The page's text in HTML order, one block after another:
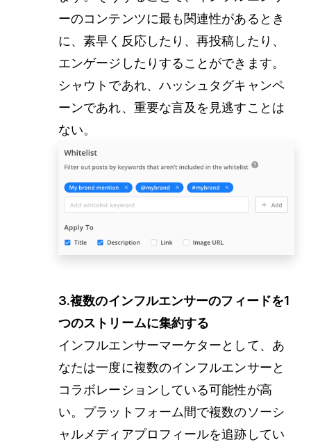
ーのコンテンツに最も関連性があるとき
に、素早く反応したり、再投稿したり、
エンゲージしたりすることができます。
シャウトであれ、ハッシュタグキャンペ
ーンであれ、重要な言及を見逃すことは
ない。
3.複数のインフルエンサーのフィードを1
つのストリームに集約する
インフルエンサーマーケターとして、あ
なたは一度に複数のインフルエンサーと
コラボレーションしている可能性が高
い。プラットフォーム間で複数のソーシ
ャルメディアプロフィールを追跡してい